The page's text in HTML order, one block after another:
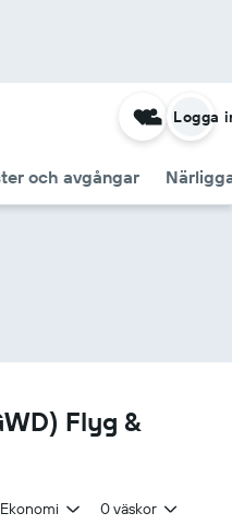
och avgångar
Logga
Flyg &
Ekonomi 0 väskor